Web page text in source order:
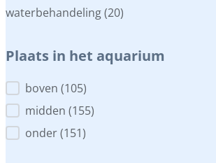
waterbehandeling(20)
Plaats in het aquarium
Plaats in het aquarium
boven (105)
midden (155)
onder(151)